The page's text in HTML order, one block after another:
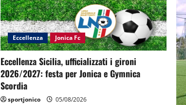
Eccellenza Jonica Fc
Eccellenza Sicilia, ufficializzati i gironi
2026/2027: festa per Jonica e Gymnica
Scordia
sportjonico 05/08/2026